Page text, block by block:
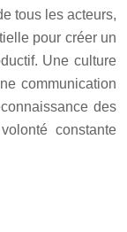
tous les acteurs,
pour créer un
Une culture
communication
des
constante